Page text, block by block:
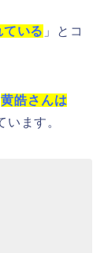
いる 」とコ
黄皓さんは
います。